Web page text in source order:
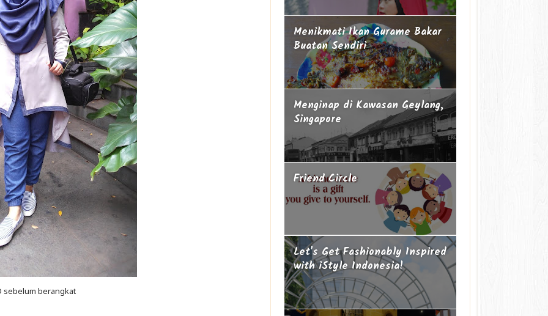
sebelum berangkat
Menikmati Ikan Gurame Bakar
Buatan Sendiri
Menginap di Kawasan Geylang,
Singapore
Friend Circle
Let's Get Fashionably Inspired
with iStyle Indonesia!